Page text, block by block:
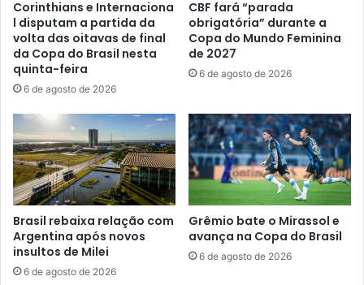
Corinthians e Internaciona
l disputam a partida da
volta das oitavas de final
da Copa do Brasil nesta
quinta-feira
6 de agosto de 2026
CBF fará “parada
obrigatória” durante a
Copa do Mundo Feminina
de 2027
6 de agosto de 2026
Brasil rebaixa relação com
Argentina após novos
insultos de Milei
6 de agosto de 2026
Grêmio bate o Mirassol e
avança na Copa do Brasil
6 de agosto de 2026